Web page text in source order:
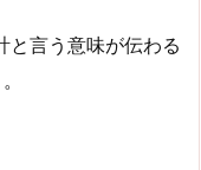
と言う意味が伝わる